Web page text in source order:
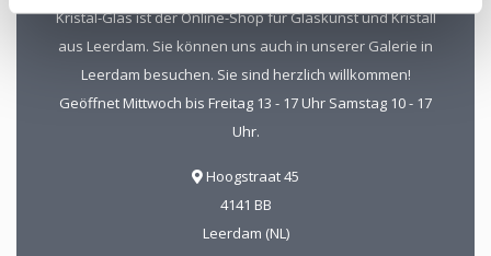
Kristal-Glas ist der Online-Shop für Glaskunst und Kristall
aus Leerdam. Sie können uns auch in unserer Galerie in
Leerdam besuchen. Sie sind herzlich willkommen!
Geöffnet Mittwoch bis Freitag 13 - 17 Uhr Samstag 10 - 17
Uhr.
Hoogstraat 45
4141 BB
Leerdam (NL)